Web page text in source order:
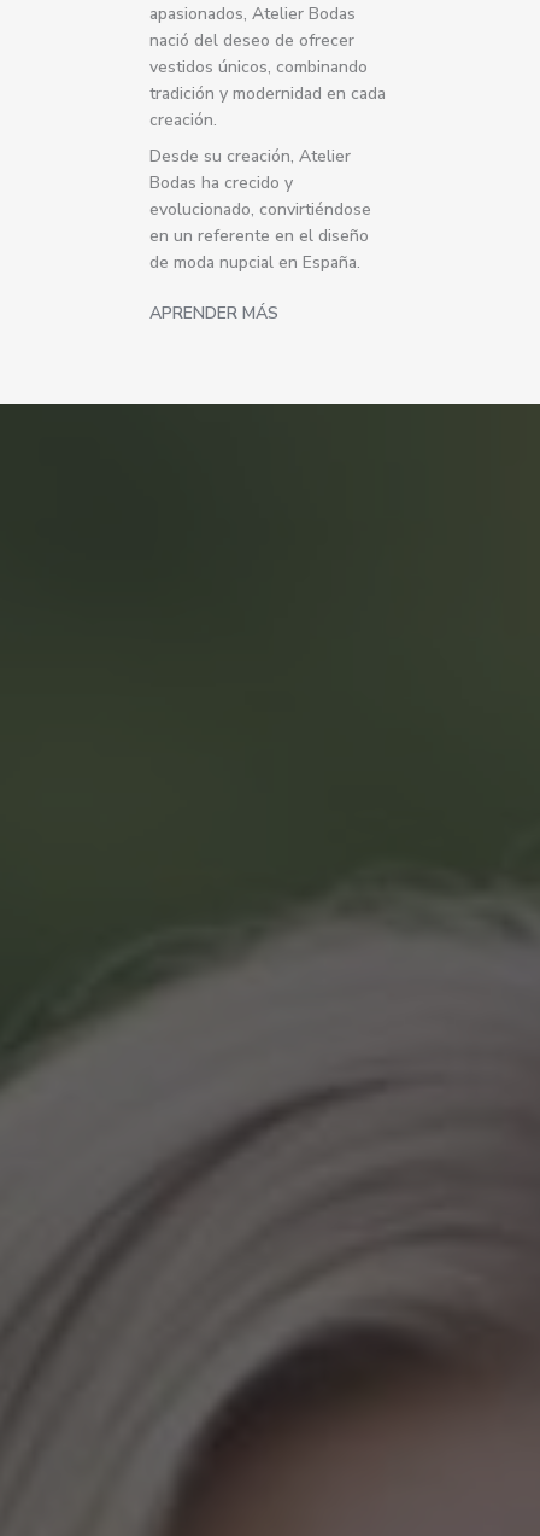
apasionados, Atelier Bodas
nació del deseo de ofrecer
vestidos únicos, combinando
tradición y modernidad en cada
creación.
Desde su creación, Atelier
Bodas ha crecido y
evolucionado, convirtiéndose
en un referente en el diseño
de moda nupcial en España.
APRENDER MÁS